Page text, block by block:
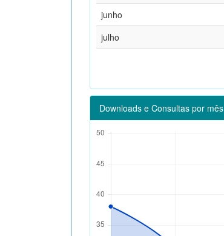
junho
julho
Downloads e Consultas por mês